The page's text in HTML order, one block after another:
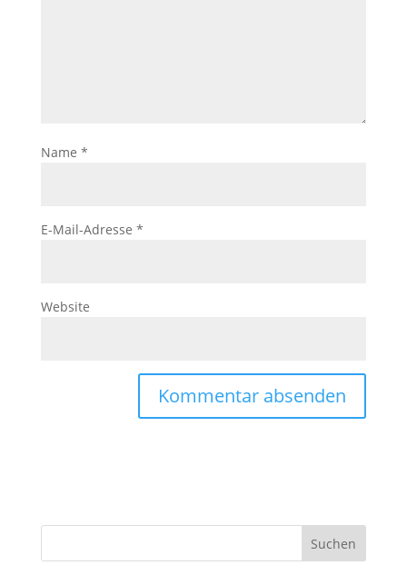
Name *
E-Mail-Adresse *
Website